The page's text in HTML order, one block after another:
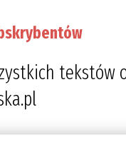
tekstów